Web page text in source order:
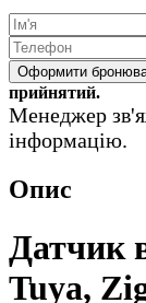
Оформити
прийнятий.
Менеджер
інформацію.
Опис
Датчик
Tuya,